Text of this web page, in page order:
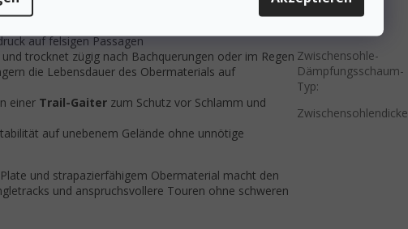
auf felsigen Passagen
trocknet zügig nach Bachquerungen oder im Regen
die Lebensdauer des Obermaterials auf
einer Trail-Gaiter zum Schutz vor Schlamm und
auf unebenem Gelände ohne unnötige
und strapazierfähigem Obermaterial macht den
und anspruchsvollere Touren ohne schweren
Verstärkung:
Zwischensohle-
Dämpfungsschaum-
Typ:
Zwischensohlendicke